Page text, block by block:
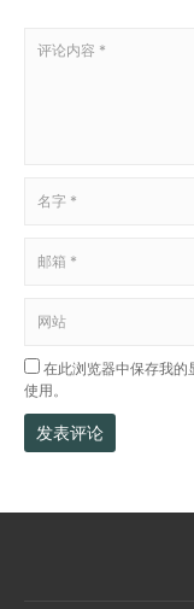
在此浏览器中保存我的
使用。
发表评论